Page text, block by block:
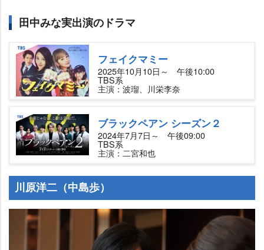
田中みな実出演のドラマ
フェイクマミー
2025年10月10日～ 午後10:00
TBS系
主演：波瑠、川栄李奈
ブラックペアン シーズン２
2024年7月7日～ 午後09:00
TBS系
主演：二宮和也
川原洋二（中島歩）